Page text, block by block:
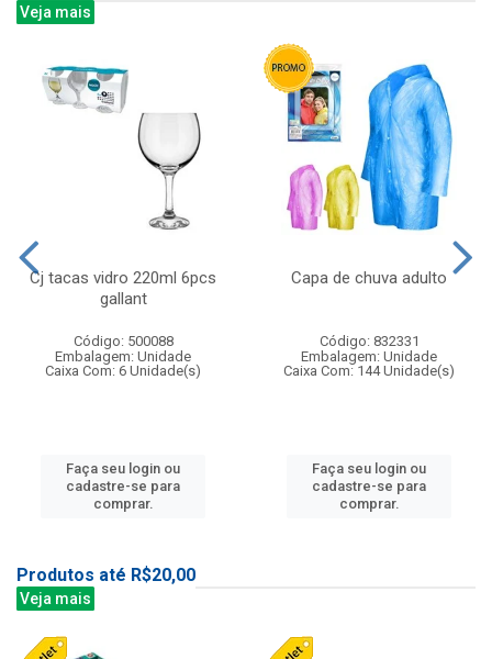
Veja mais
Cj tacas vidro 220ml 6pcs
gallant
Código: 500088
Embalagem: Unidade
Caixa Com: 6 Unidade(s)
Faça seu login ou
cadastre-se para
comprar.
Capa de chuva adulto
Código: 832331
Embalagem: Unidade
Caixa Com: 144 Unidade(s)
Faça seu login ou
cadastre-se para
comprar.
Produtos até R$20,00
Veja mais